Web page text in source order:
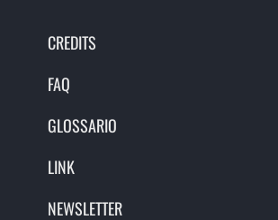
CREDITS
FAQ
GLOSSARIO
LINK
NEWSLETTER